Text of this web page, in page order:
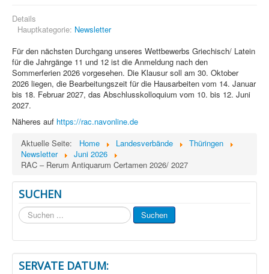
Details
Hauptkategorie: Newsletter
Für den nächsten Durchgang unseres Wettbewerbs Griechisch/ Latein
für die Jahrgänge 11 und 12 ist die Anmeldung nach den
Sommerferien 2026 vorgesehen. Die Klausur soll am 30. Oktober
2026 liegen, die Bearbeitungszeit für die Hausarbeiten vom 14. Januar
bis 18. Februar 2027, das Abschlusskolloquium vom 10. bis 12. Juni
2027.
Näheres auf https://rac.navonline.de
Aktuelle Seite:
Home Landesverbände
Thüringen
Newsletter
Juni 2026
RAC – Rerum Antiquarum Certamen 2026/ 2027
SUCHEN
Suchen
...
Suchen
SERVATE DATUM: